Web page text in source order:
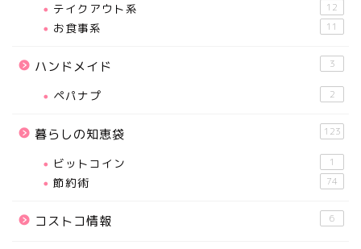
テイクアウト系 12
お食事系 11
ハンドメイド 3
ペパナプ 2
暮らしの知恵袋 123
ビットコイン 1
節約術 74
コストコ情報 6